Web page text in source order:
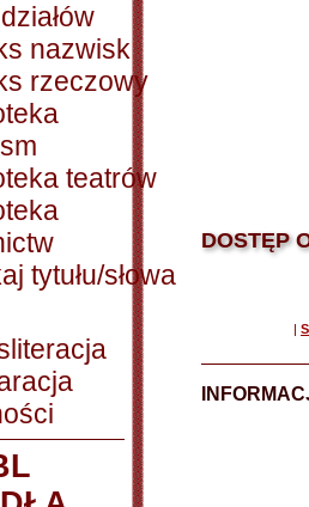
nazwisk
rzeczowy
teatrów
tytułu/słowa
DOSTĘP
|